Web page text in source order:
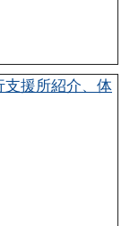
支援所紹介、体